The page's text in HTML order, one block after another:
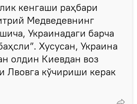
кенгаши раҳбари
Медведевнинг
Украинадаги барча
Хусусан, Украина
олдин Киевдан воз
Лвовга кўчириши керак